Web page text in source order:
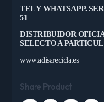
TEL Y WHATSAPP.
51
DISTRIBUIDOR
SELECTO A
www.adisarecicla.es
Share Product